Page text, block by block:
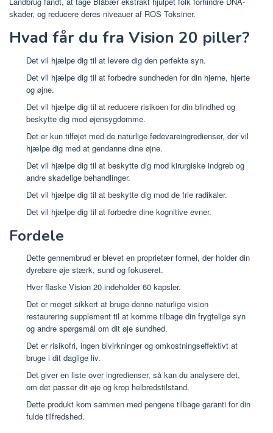
skader, og reducere deres niveauer af ROS Toksiner.
Hvad får du fra Vision 20 piller?
Det vil hjælpe dig til at levere dig den perfekte syn.
Det vil hjælpe dig til at forbedre sundheden for din hjerne, hjerte
og øjne.
Det vil hjælpe dig til at reducere risikoen for din blindhed og
beskytte dig mod øjensygdomme.
Det er kun tilføjet med de naturlige fødevareingredienser, der vil
hjælpe dig med at gendanne dine øjne.
Det vil hjælpe dig til at beskytte dig mod kirurgiske indgreb og
andre skadelige behandlinger.
Det vil hjælpe dig til at beskytte dig mod de frie radikaler.
Det vil hjælpe dig til at forbedre dine kognitive evner.
Fordele
Dette gennembrud er blevet en proprietær formel, der holder din
dyrebare øje stærk, sund og fokuseret.
Hver flaske Vision 20 indeholder 60 kapsler.
Det er meget sikkert at bruge denne naturlige vision
restaurering supplement til at komme tilbage din frygtelige syn
og andre spørgsmål om dit øje sundhed.
Det er risikofri, ingen bivirkninger og omkostningseffektivt at
bruge i dit daglige liv.
Det giver en liste over ingredienser, så kan du analysere det,
om det passer dit øje og krop helbredstilstand.
Dette produkt kom sammen med pengene tilbage garanti for din
fulde tilfredshed.